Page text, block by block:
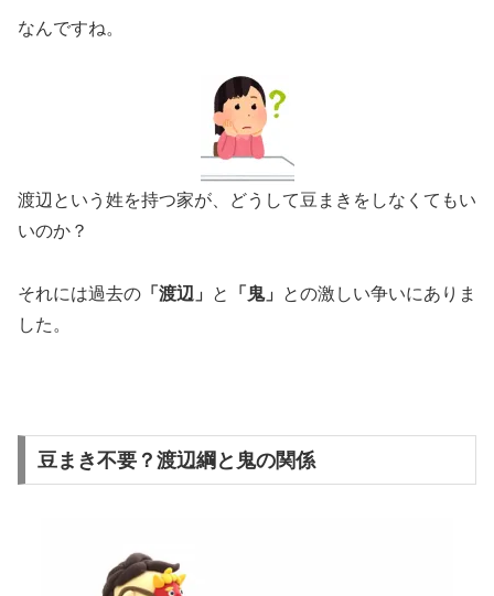
なんですね。
渡辺という姓を持つ家が、どうして豆まきをしなくてもい
いのか？
それには過去の 「渡辺」 と 「鬼」
との激しい争いにありま
した。
豆まき不要？渡辺綱と鬼の関係